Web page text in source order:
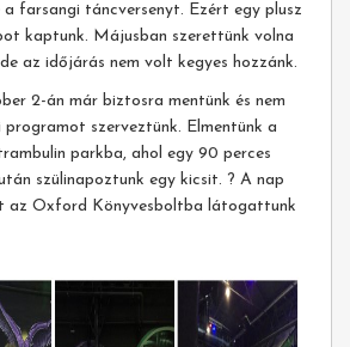
a farsangi táncversenyt. Ezért egy plusz
kaptunk. Májusban szerettünk volna
az időjárás nem volt kegyes hozzánk.
2-án már biztosra mentünk és nem
programot szerveztünk. Elmentünk a
parkba, ahol egy 90 perces
szülinapoztunk egy kicsit. ? A nap
az Oxford Könyvesboltba látogattunk